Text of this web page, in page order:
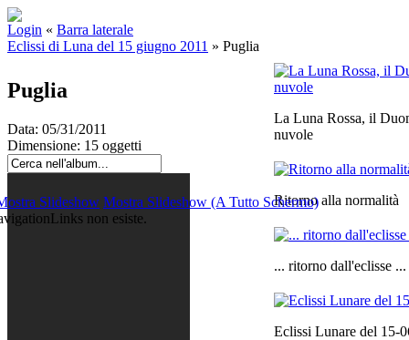
Login « Barra laterale
Eclissi di Luna del 15 giugno 2011 » Puglia
Puglia
Data: 05/31/2011
Dimensione: 15 oggetti
La Luna Rossa, il
nuvole
Ritorno alla normalità
... ritorno dall'eclisse ...
Eclissi Lunare del 15-
Slideshow Mostra Slideshow (A Tutto Schermo)
non esiste.